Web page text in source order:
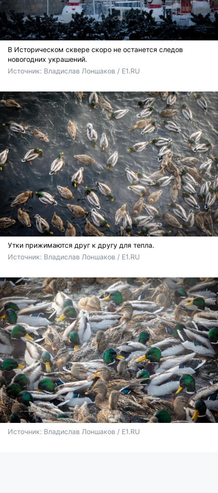
В Историческом сквере скоро не останется следов
новогодних украшений.
Источник: Владислав Лоншаков / E1.RU
Утки прижимаются друг к другу для тепла.
Источник: Владислав Лоншаков / E1.RU
Источник: Владислав Лоншаков / E1.RU